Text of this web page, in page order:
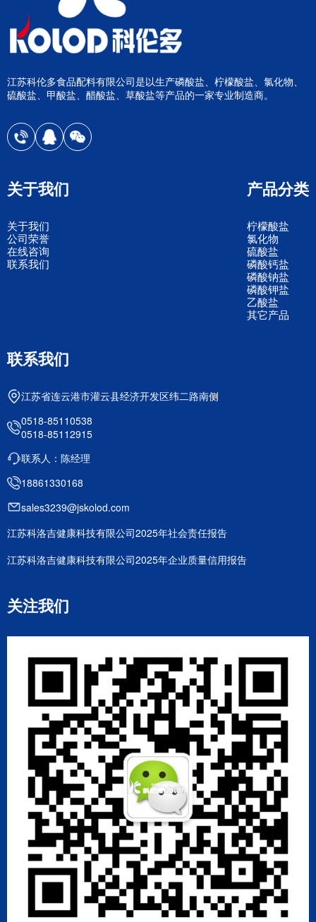
江苏科伦多食品配料有限公司是以生产磷酸盐、柠檬酸盐、氯化物、
硫酸盐、甲酸盐、醋酸盐、草酸盐等产品的一家专业制造商。
关于我们
关于我们
公司荣誉
在线咨询
联系我们
产品分类
柠檬酸盐
氯化物
硫酸盐
磷酸钙盐
磷酸钠盐
磷酸钾盐
乙酸盐
其它产品
联系我们
江苏省连云港市灌云县经济开发区纬二路南侧
0518-85110538
0518-85112915
联系人：陈经理
18861330168
sales3239@jskolod.com
江苏科洛吉健康科技有限公司2025年社会责任报告
江苏科洛吉健康科技有限公司2025年企业质量信用报告
关注我们